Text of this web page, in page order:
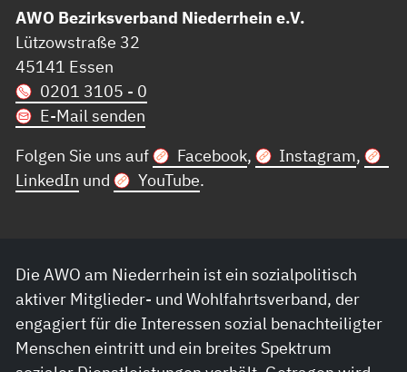
AWO Bezirksverband Niederrhein e.V.
Lützowstraße 32
45141 Essen
0201 3105 - 0
E-Mail senden
Folgen Sie uns auf
Facebook, Instagram,
LinkedIn und YouTube.
Die AWO am Niederrhein ist ein sozialpolitisch
aktiver Mitglieder- und Wohlfahrtsverband, der
engagiert für die Interessen sozial benachteiligter
Menschen eintritt und ein breites Spektrum